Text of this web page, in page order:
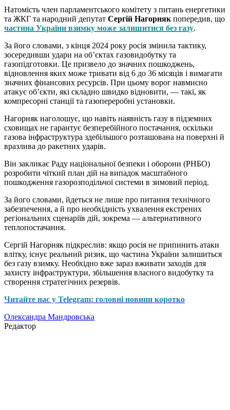
Натомість член парламентського комітету з питань енергетики
та ЖКГ та народний депутат Сергій Нагорняк попередив, що
частина України взимку може залишитися без газу.
За його словами, з кінця 2024 року росія змінила тактику,
зосередивши удари на об’єктах газовидобутку та
газопідготовки. Це призвело до значних пошкоджень,
відновлення яких може тривати від 6 до 36 місяців і вимагати
значних фінансових ресурсів. При цьому ворог навмисно
атакує об’єкти, які складно швидко відновити, — такі, як
компресорні станції та газопереробні установки.
Нагорняк наголошує, що навіть наявність газу в підземних
сховищах не гарантує безперебійного постачання, оскільки
газова інфраструктура здебільшого розташована на поверхні й
вразлива до ракетних ударів.
Він закликає Раду національної безпеки і оборони (РНБО)
розробити чіткий план дій на випадок масштабного
пошкодження газорозподільчої системи в зимовий період.
За його словами, йдеться не лише про питання технічного
забезпечення, а й про необхідність ухвалення екстрених
регіональних сценаріїв дій, зокрема — альтернативного
теплопостачання.
Сергій Нагорняк підкреслив: якщо росія не припинить атаки
влітку, існує реальний ризик, що частина України залишиться
без газу взимку. Необхідно вже зараз вживати заходів для
захисту інфраструктури, збільшення власного видобутку та
створення стратегічних резервів.
Читайте нас у Telegram: головні новини коротко
Олександра Мандровська
Редактор